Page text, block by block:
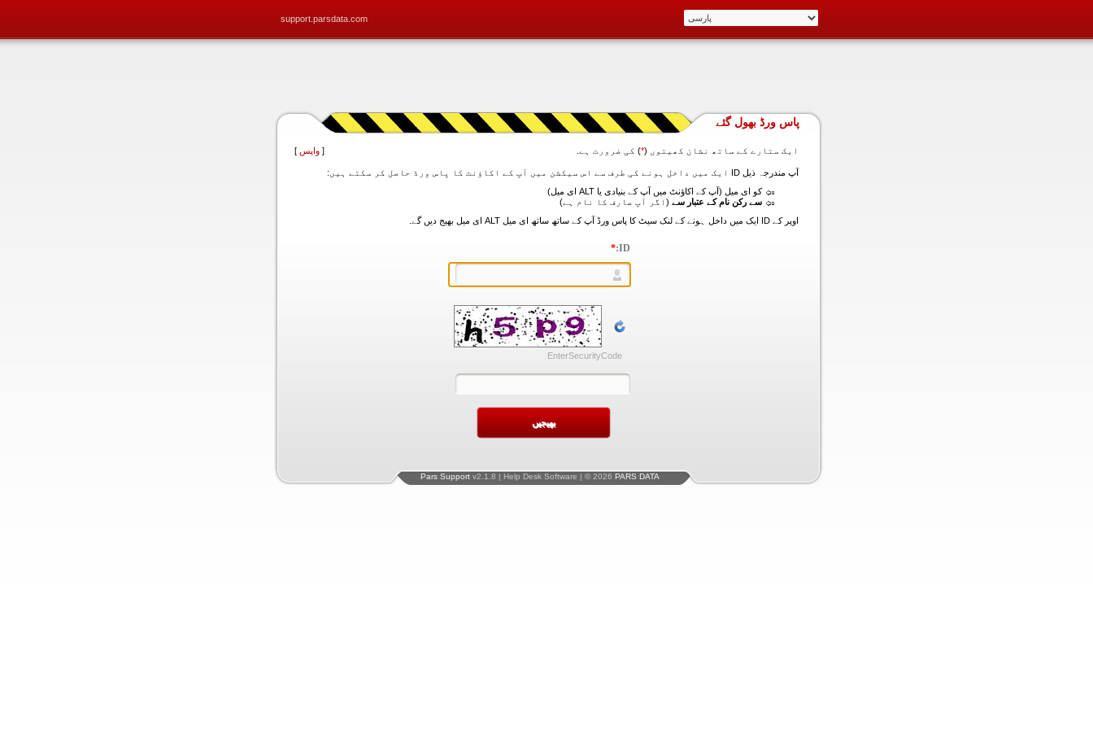
support.parsdata.com
پاس ورڈ بھول گئے
ایک ستارے کے ساتھ نشان کھیتوں (*) کی ضرورت ہے. [ واپس ]
آپ مندرجہ ذیل ID ایک میں داخل ہونے کی طرف سے اس سیکشن میں آپ کے اکاؤنٹ کا پاس ورڈ حاصل کر سکتے ہیں:
کو ای میل (آپ کے اکاؤنٹ میں آپ کے بنیادی یا ALT ای میل)
سے رکن نام کے عتبار سے (اگر آپ صارف کا نام ہے)
اوپر کے ID ایک میں داخل ہونے کے لنک سیٹ کا پاس ورڈ آپ کے ساتھ ساتھ ای میل ALT ای میل بھیج دیں گے.
ID:
*
EnterSecurityCode
Pars Support v2.1.8 | Help Desk Software | © 2026 PARS DATA